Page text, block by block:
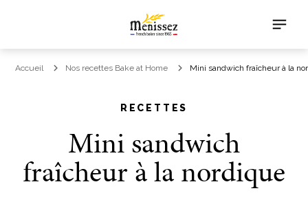
Accueil Nos recettes Bake at Home Mini sandwich fraîcheur à la
RECETTES
Mini sandwich
fraîcheur à la nordique